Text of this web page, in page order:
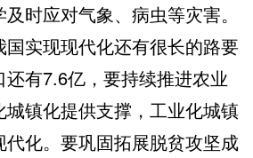
时应对气象、病虫等灾害。
实现现代化还有很长的路要
有7.6亿，要持续推进农业
镇化提供支撑，工业化城镇
化。要巩固拓展脱贫攻坚成